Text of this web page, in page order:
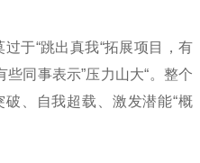
于“跳出真我“拓展项目，有
同事表示”压力山大“。整个
、自我超载、激发潜能“概